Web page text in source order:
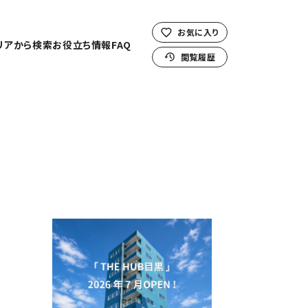
アから検索お役立ち情報FAQ
お気に入り
閲覧履歴